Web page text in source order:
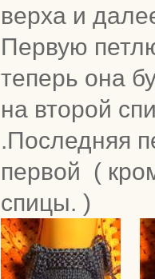
верха и
Первую
теперь она
на второй
.Последняя
первой (
спицы. )